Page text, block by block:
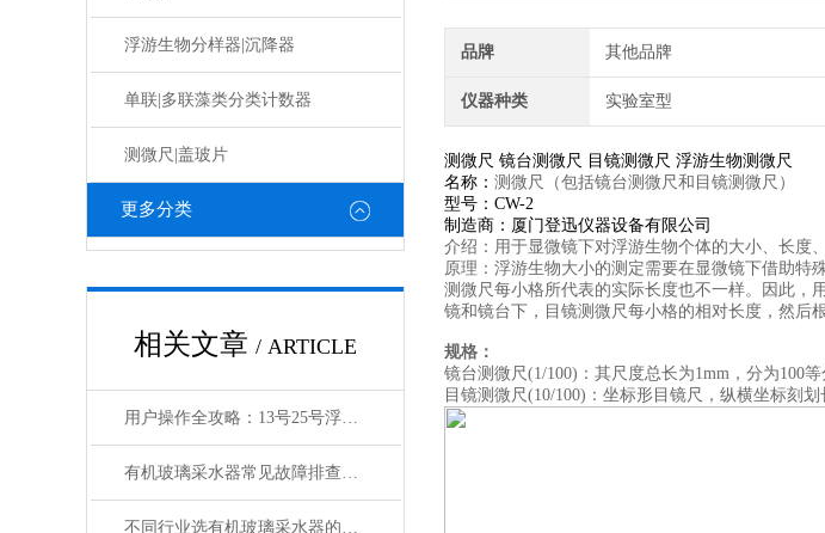
浮游生物分样器|沉降器
单联|多联藻类分类计数器
测微尺|盖玻片
更多分类
相关文章 / ARTICLE
用户操作全攻略：13号25号浮游生物网的正确使用、清洗与保存
有机玻璃采水器常见故障排查与密封性能检测方法
不同行业选有机玻璃采水器的秘籍：根据需求精准匹配
品牌 其他品牌
仪器种类 实验室型
测微尺 镜台测微尺 目镜测微尺 浮游生物测微尺
名称： 测微尺（包括镜台测微尺和目镜测微尺）
型号： CW-2
制造商：厦门登迅仪器设备有限公司
介绍：用于显微镜下对浮游生物个体的大小、长度
原理：浮游生物大小的测定需要在显微镜下借助特
测微尺每小格所代表的实际长度也不一样。因此，
镜和镜台下，目镜测微尺每小格的相对长度，然后
规格：
镜台测微尺(1/100) ：其尺度总长为1mm ，分为100等
目镜测微尺(10/100) ：坐标形目镜尺，纵横坐标刻划